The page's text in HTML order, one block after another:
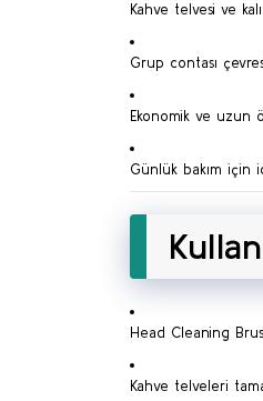
Kahve telvesi ve
Grup contası
Ekonomik ve uzun
Günlük bakım için
Head Cleaning
Kahve telveleri